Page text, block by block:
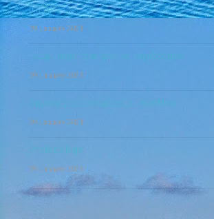
(ΠΣΔ)
29 January 2021
29 January 2021
Δημιουργία συννεφόλεξου.Worditout
29 January 2021
Photocollage
29 January 2021